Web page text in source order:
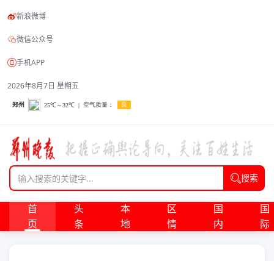
新浪微博
微信公众号
手机APP
2026年8月7日 星期五
搜索
首
页
头
条
本
地
区
情
国
内
国
际